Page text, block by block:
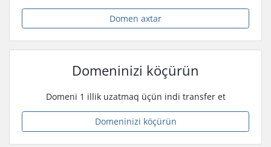
Domen axtar
Domeninizi köçürün
Domeni 1 illik uzatmaq üçün indi transfer et
Domeninizi köçürün